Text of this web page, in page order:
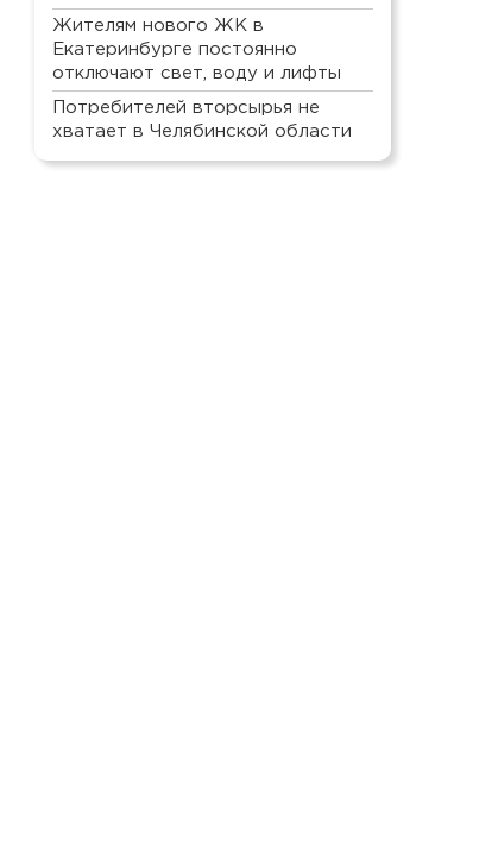
Жителям нового ЖК в
Екатеринбурге постоянно
отключают свет, воду и лифты
Потребителей вторсырья не
хватает в Челябинской области